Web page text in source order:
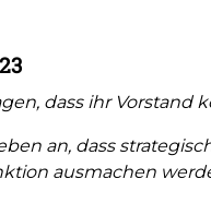
dass ihr
an, dass
ausmachen